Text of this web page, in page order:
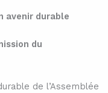
avenir durable
du
de l’Assemblée